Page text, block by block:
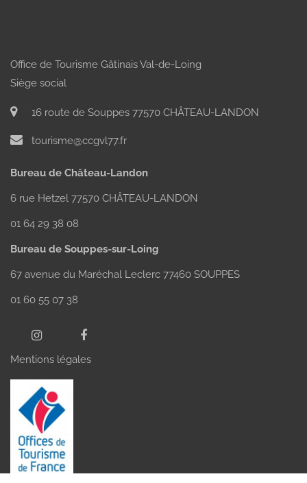
Office de Tourisme Gâtinais Val-de-Loing
Siège social
16 route de Souppes 77570 CHÂTEAU-LANDON
tourisme@ccgvl77.fr
Bureau de Château-Landon
6 rue Hetzel 77570 CHÂTEAU-LANDON
01 64 29 38 08
Bureau de Souppes-sur-Loing
67 avenue du Maréchal Leclerc 77460 SOUPPES
01 60 55 07 38
Mentions légales